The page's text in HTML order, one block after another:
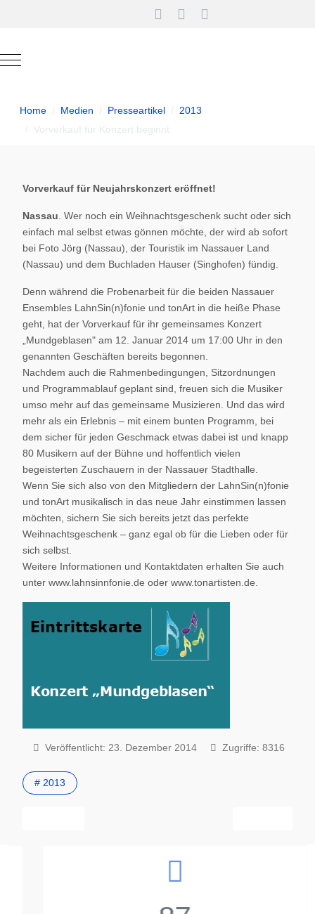
Mobile Menu Toggle
Home Medien Presseartikel
2013
Vorverkauf für Konzert beginnt
Vorverkauf für Neujahrskonzert eröffnet!
Nassau . Wer noch ein Weihnachtsgeschenk sucht oder sich
einfach mal selbst etwas gönnen möchte, der wird ab sofort
bei Foto Jörg (Nassau), der Touristik im Nassauer Land
(Nassau) und dem Buchladen Hauser (Singhofen) fündig.
Denn während die Probenarbeit für die beiden Nassauer
Ensembles LahnSin(n)fonie und tonArt in die heiße Phase
geht, hat der Vorverkauf für ihr gemeinsames Konzert
„Mundgeblasen" am 12. Januar 2014 um 17:00 Uhr in den
genannten Geschäften bereits begonnen.
Nachdem auch die Rahmenbedingungen, Sitzordnungen
und Programmablauf geplant sind, freuen sich die Musiker
umso mehr auf das gemeinsame Musizieren. Und das wird
mehr als ein Erlebnis – mit einem bunten Programm, bei
dem sicher für jeden Geschmack etwas dabei ist und knapp
80 Musikern auf der Bühne und hoffentlich vielen
begeisterten Zuschauern in der Nassauer Stadthalle.
Wenn Sie sich also von den Mitgliedern der LahnSin(n)fonie
und tonArt musikalisch in das neue Jahr einstimmen lassen
möchten, sichern Sie sich bereits jetzt das perfekte
Weihnachtsgeschenk – ganz egal ob für die Lieben oder für
sich selbst.
Weitere Informationen und Kontaktdaten erhalten Sie auch
unter www.lahnsinnfonie.de oder www.tonartisten.de.
Veröffentlicht: 23. Dezember 2014 Zugriffe: 8316
# 2013